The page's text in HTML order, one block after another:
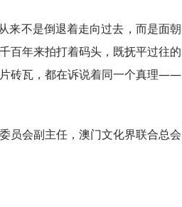
来不是倒退着走向过去，而是面朝
百年来拍打着码头，既抚平过往的
砖瓦，都在诉说着同一个真理——
员会副主任，澳门文化界联合总会